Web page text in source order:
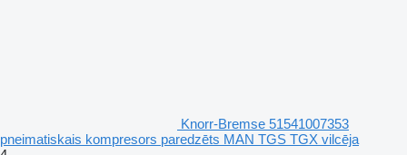
Knorr-Bremse 51541007353
pneimatiskais kompresors paredzēts MAN TGS TGX vilcēja